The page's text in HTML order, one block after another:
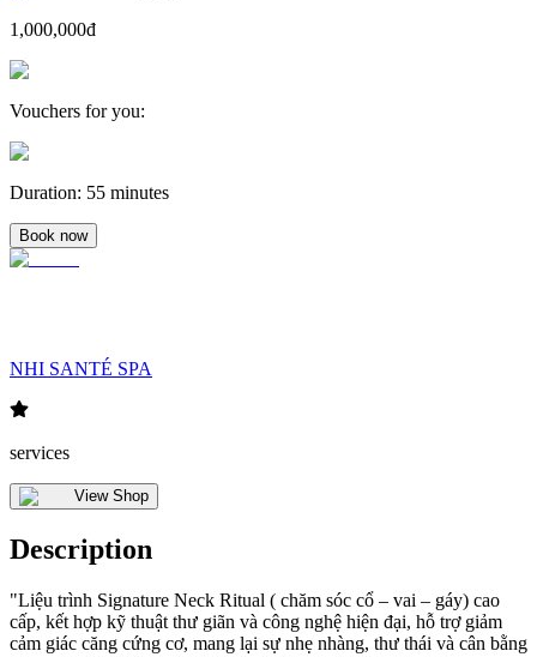
1,000,000đ
Vouchers for you:
Duration: 55 minutes
Book now
NHI SANTÉ SPA
services
View Shop
Description
"Liệu trình Signature Neck Ritual ( chăm sóc cổ – vai – gáy) cao
cấp, kết hợp kỹ thuật thư giãn và công nghệ hiện đại, hỗ trợ giảm
cảm giác căng cứng cơ, mang lại sự nhẹ nhàng, thư thái và cân bằng